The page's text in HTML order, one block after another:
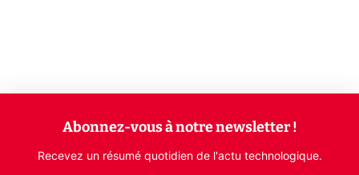
Abonnez-vous à notre newsletter !
Recevez un résumé quotidien de l'actu technologique.